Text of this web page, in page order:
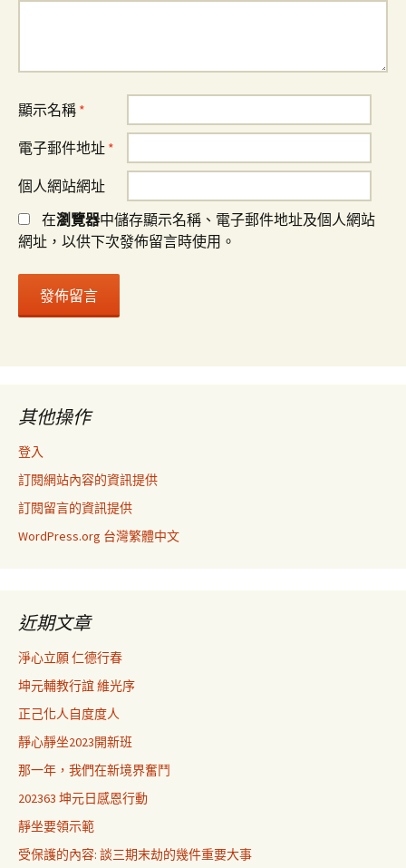
顯示名稱 *
電子郵件地址 *
個人網站網址
在瀏覽器中儲存顯示名稱、電子郵件地址及個人網站
網址，以供下次發佈留言時使用。
其他操作
登入
訂閱網站內容的資訊提供
訂閱留言的資訊提供
WordPress.org 台灣繁體中文
近期文章
淨心立願 仁德行春
坤元輔教行誼 維光序
正己化人自度度人
靜心靜坐2023開新班
那一年，我們在新境界奮鬥
202363 坤元日感恩行動
靜坐要領示範
受保護的內容: 談三期末劫的幾件重要大事